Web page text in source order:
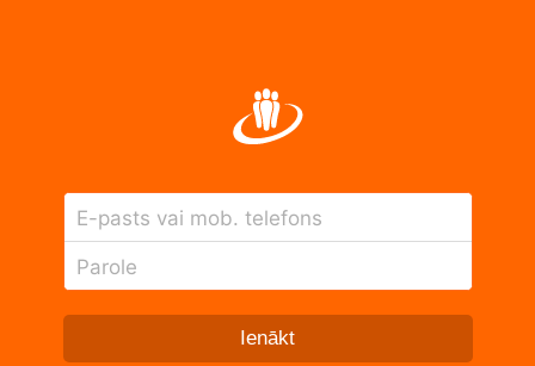
E-pasts vai mob. telefons
Parole
Ienākt